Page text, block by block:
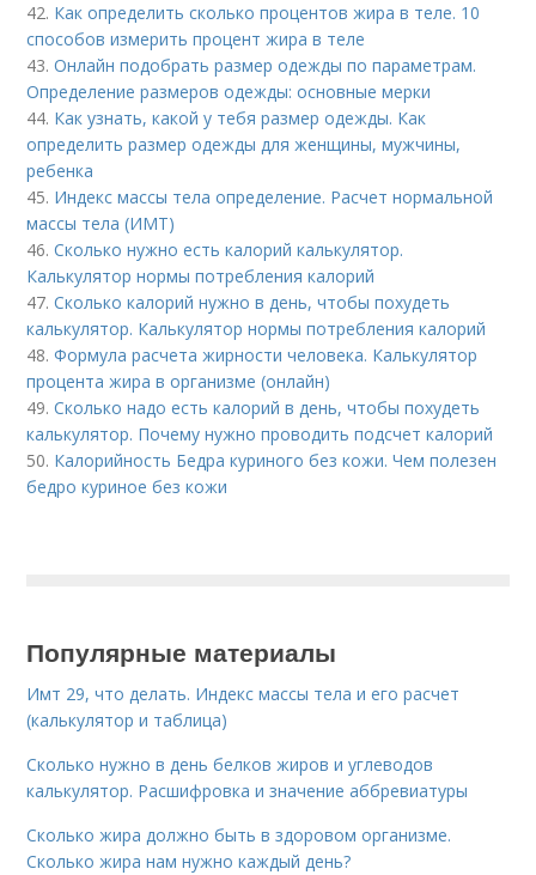
42. Как определить сколько процентов жира в теле. 10
способов измерить процент жира в теле
43.Онлайн подобрать размер одежды по параметрам.
Определение размеров одежды: основные мерки
44. Как узнать, какой у тебя размер одежды. Как
определить размер одежды для женщины, мужчины,
ребенка
45. Индекс массы тела определение. Расчет нормальной
массы тела (ИМТ)
46.Сколько нужно есть калорий калькулятор.
Калькулятор нормы потребления калорий
47.Сколько калорий нужно в день, чтобы похудеть
калькулятор. Калькулятор нормы потребления калорий
48.Формула расчета жирности человека. Калькулятор
процента жира в организме (онлайн)
49.Сколько надо есть калорий в день, чтобы похудеть
калькулятор. Почему нужно проводить подсчет калорий
50. Калорийность Бедра куриного без кожи. Чем полезен
бедро куриное без кожи
Популярные материалы
Имт 29, что делать. Индекс массы тела и его расчет
(калькулятор и таблица)
Сколько нужно в день белков жиров и углеводов
калькулятор. Расшифровка и значение аббревиатуры
Сколько жира должно быть в здоровом организме.
Сколько жира нам нужно каждый день?